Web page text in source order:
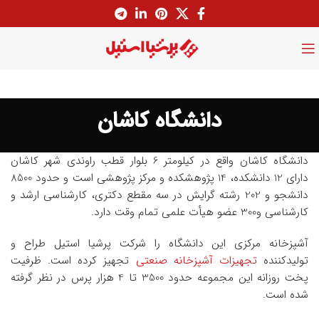
دانشگاه کاشان
دانشگاه کاشان واقع در کیلومتر 6 بلوار قطب راوندی شهر کاشان
دارای 12 دانشکده، 14 پژوهشکده و مرکز پژوهشی است و حدود 8500
دانشجو و 202 رشته گرایش در سه مقطع دکتری، کارشناسی ارشد و
کارشناسی و300 عضو هیأت علمی تمام وقت دارد.
آشپزخانه مرکزی این دانشگاه را شرکت پرشیا استیل طراح و
تولیدکننده تجهیزات آشپزخانه صنعتی تجهیز کرده است. ظرفیت
پخت روزانه این مجموعه حدود 3500 تا 4 هزار پرس در نظر گرفته
شده است.